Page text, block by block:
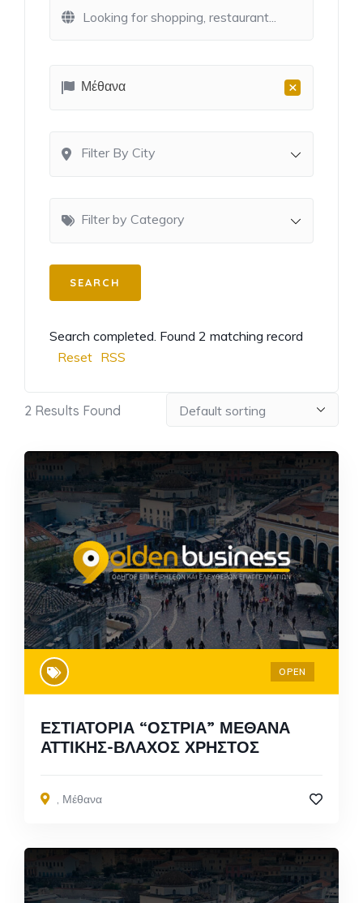
×
Μέθανα
Filter By City
Filter by Category
Search completed. Found 2 matching record
Reset RSS
2 Results Found
OPEN
ΕΣΤΙΑΤΟΡΙΑ “ΟΣΤΡΙΑ” ΜΕΘΑΝΑ
ΑΤΤΙΚΗΣ-ΒΛΑΧΟΣ ΧΡΗΣΤΟΣ
, Μέθανα